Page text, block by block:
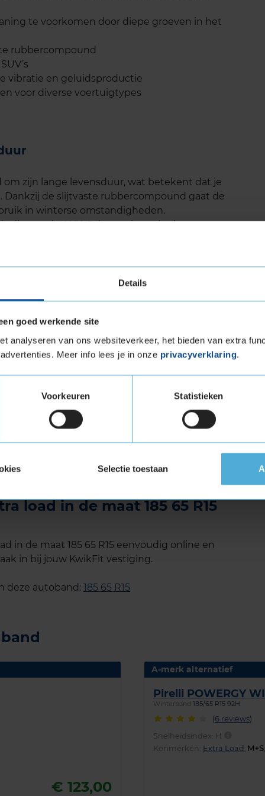
Details
goed werkende site
analyseren van ons websiteverkeer, het bieden van extra
Meer info lees je in onze privacyverklaring.
Voorkeuren Statistieken
Selectie toestaan
te voorkomen door diepe groeven in het
rubbercompound
vibratie en geluidsproductie
voor diverse voertuigtypes
om zijn lange levensduur, wat betekent dat je
de slijtvaste rubbercompound gaat de
in winterse omstandigheden.
die van de ANWB, bevestigen de duurzame
betekent niet alleen minder vaak
prijs-kwaliteitverhouding.
WINTRAC is het lage geluidsniveau.
het geoptimaliseerde profiel wordt het
beperkt, wat resulteert in een stillere
vooral op snelwegen.
een betrouwbare winterband die
Met een lange levensduur en een laag
keuze voor wie veilig de winter door wil
(verstevigde band)
die banden met een hoger
banden zijn te herkennen aan het
load in de maat 185 65 R15
in de maat 185 65 R15 eenvoudig online en
in bij jouw KwikFit vestiging.
deze autoband: 185 65 R15
€ 123,00
A-merk alternatief
Pirelli POWERGY
Winterband 185/65 R15 92H
(6 reviews)
Snelheidsindex: H
Kenmerken: Extra Load ,